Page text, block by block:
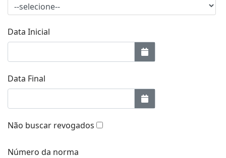
Data Inicial
Data Final
Não buscar revogados
Número da norma